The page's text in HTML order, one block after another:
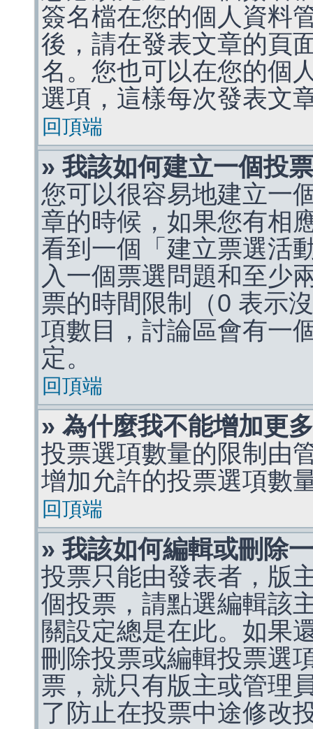
簽名檔在您的個人資料
後，請在發表文章的頁
名。您也可以在您的個
選項，這樣每次發表文
回頂端
» 我該如何建立一個投
您可以很容易地建立一
章的時候，如果您有相
看到一個「建立票選活
入一個票選問題和至少
票的時間限制（0 表示
項數目，討論區會有一
定。
回頂端
» 為什麼我不能增加更
投票選項數量的限制由
增加允許的投票選項數
回頂端
» 我該如何編輯或刪除
投票只能由發表者，版
個投票，請點選編輯該
關設定總是在此。如果
刪除投票或編輯投票選
票，就只有版主或管理
了防止在投票中途修改